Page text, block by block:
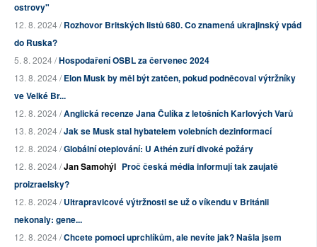
ostrovy"
12. 8. 2024 /Rozhovor Britských listů 680. Co znamená ukrajinský vpád
do Ruska?
5. 8. 2024 /Hospodaření OSBL za červenec 2024
13. 8. 2024 /Elon Musk by měl být zatčen, pokud podněcoval výtržníky
ve Velké Br...
12. 8. 2024 /Anglická recenze Jana Čulíka z letošních Karlových Varů
13. 8. 2024 /Jak se Musk stal hybatelem volebních dezinformací
12. 8. 2024 /Globální oteplování: U Athén zuří divoké požáry
12. 8. 2024 /Jan Samohýl Proč česká média informují tak zaujatě
proizraelsky?
12. 8. 2024 /Ultrapravicové výtržnosti se už o víkendu v Británii
nekonaly: gene...
12. 8. 2024 /Chcete pomoci uprchlíkům, ale nevíte jak? Našla jsem